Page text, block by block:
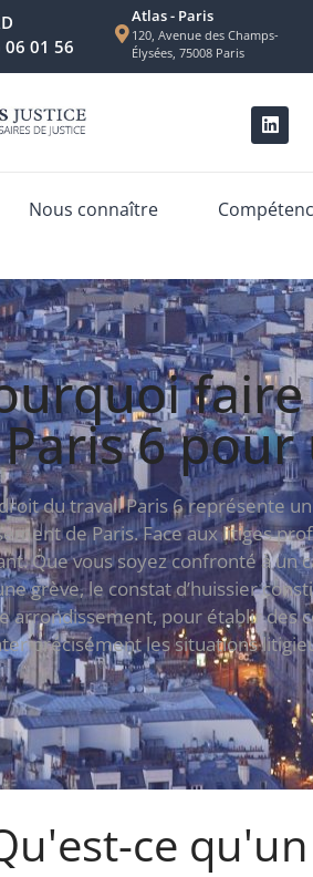
06 01 56
Atlas - Paris
120, Avenue des Champs-
Élysées, 75008 Paris
Nous connaître
Paris 6
du travail Paris 6 représente
de Paris. Face aux litiges
Que vous soyez confronté à un
grève, le constat d’huissier
arrondissement, pour établir des
précisément les situations
ce